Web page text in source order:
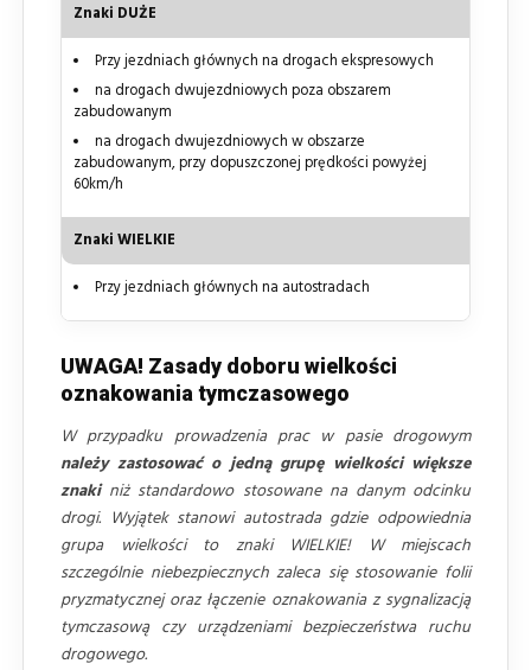
Znaki DUŻE
Przy jezdniach głównych na drogach ekspresowych
na drogach dwujezdniowych poza obszarem
zabudowanym
na drogach dwujezdniowych w obszarze
zabudowanym, przy dopuszczonej prędkości powyżej
60km/h
Znaki WIELKIE
Przy jezdniach głównych na autostradach
UWAGA! Zasady doboru wielkości
oznakowania tymczasowego
W przypadku prowadzenia prac w pasie drogowym
należy zastosować o jedną grupę wielkości większe
znakiniż standardowo stosowane na danym odcinku
drogi. Wyjątek stanowi autostrada gdzie odpowiednia
grupa wielkości to znaki WIELKIE! W miejscach
szczególnie niebezpiecznych zaleca się stosowanie folii
pryzmatycznej oraz łączenie oznakowania z sygnalizacją
tymczasową czy urządzeniami bezpieczeństwa ruchu
drogowego.